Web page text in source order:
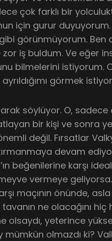
çok farklı bir
için gurur duyuyorum.
görünmüyorum. Ben
iş buldum. Ve eğer
bilmelerini istiyorum.
görmek
söylüyor. O, sadece
bir kişi ve sonra
değil. Fırsatlar
devam
beğenilerine karşı
vermeye
maçının önünde,
ne olacağını hiç
olsaydı, yeterince
olmazdı ki?